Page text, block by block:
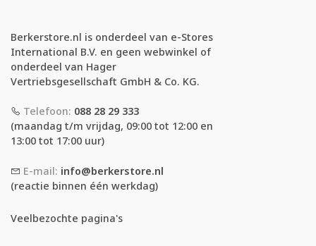
Berkerstore.nl is onderdeel van e-Stores
International B.V. en geen webwinkel of
onderdeel van Hager
Vertriebsgesellschaft GmbH & Co. KG.
Telefoon: 088 28 29 333
(maandag t/m vrijdag, 09:00 tot 12:00 en
13:00 tot 17:00 uur)
E-mail: info@berkerstore.nl
(reactie binnen één werkdag)
Veelbezochte pagina's